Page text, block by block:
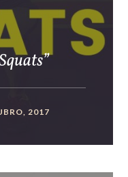
2017